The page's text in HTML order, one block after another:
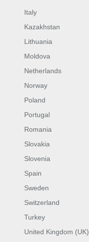
Italy
Kazakhstan
Lithuania
Moldova
Netherlands
Norway
Poland
Portugal
Romania
Slovakia
Slovenia
Spain
Sweden
Switzerland
Turkey
United Kingdom (UK)